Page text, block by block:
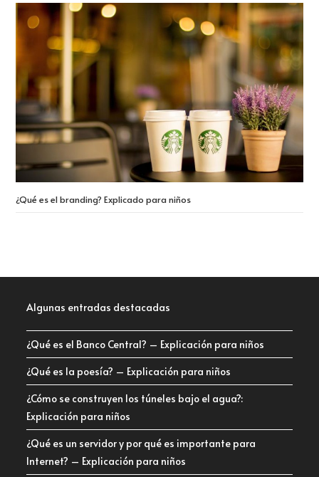
¿Qué es el branding? Explicado para niños
Algunas entradas destacadas
¿Qué es el Banco Central? – Explicación para niños
¿Qué es la poesía? – Explicación para niños
¿Cómo se construyen los túneles bajo el agua?:
Explicación para niños
¿Qué es un servidor y por qué es importante para
Internet? – Explicación para niños